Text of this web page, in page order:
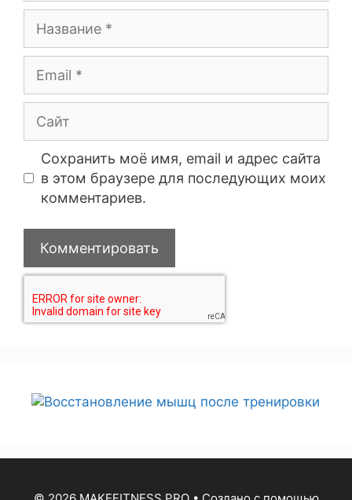
Сохранить моё имя, email и адрес сайта
в этом браузере для последующих моих
комментариев.